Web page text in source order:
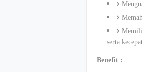
serta
Benefit :